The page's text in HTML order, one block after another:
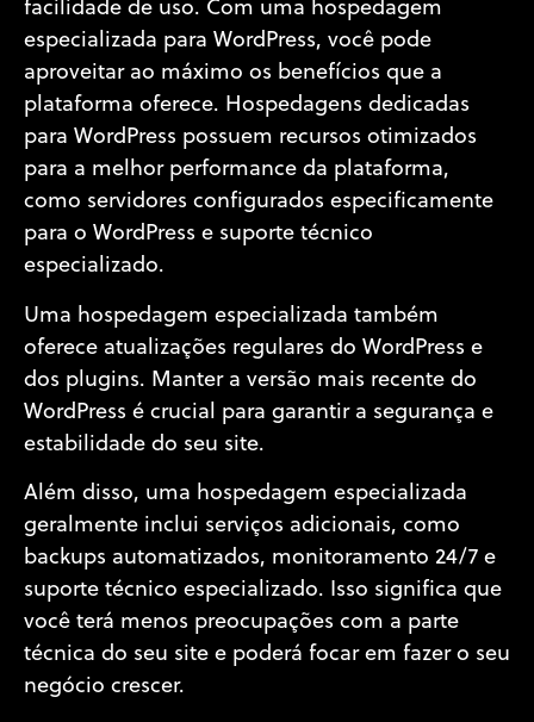
facilidade de uso. Com uma hospedagem
especializada para WordPress, você pode
aproveitar ao máximo os benefícios que a
plataforma oferece. Hospedagens dedicadas
para WordPress possuem recursos otimizados
para a melhor performance da plataforma,
como servidores configurados especificamente
para o WordPress e suporte técnico
especializado.
Uma hospedagem especializada também
oferece atualizações regulares do WordPress e
dos plugins. Manter a versão mais recente do
WordPress é crucial para garantir a segurança e
estabilidade do seu site.
Além disso, uma hospedagem especializada
geralmente inclui serviços adicionais, como
backups automatizados, monitoramento 24/7 e
suporte técnico especializado. Isso significa que
você terá menos preocupações com a parte
técnica do seu site e poderá focar em fazer o seu
negócio crescer.